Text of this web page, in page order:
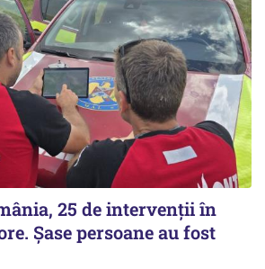
25 de intervenții în
Șase persoane au fost